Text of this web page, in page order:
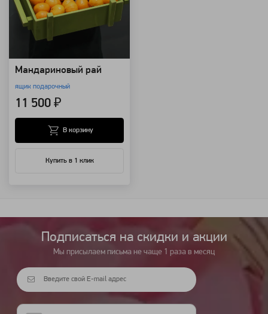
Мандариновый рай
ящик подарочный
11 500 ₽
Купить в 1 клик
В корзину
Подписаться на cкидки и акции
Мы присылаем письма не чаще 1 раза в месяц